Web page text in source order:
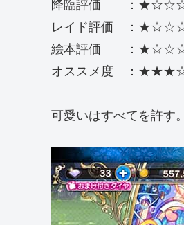
レイド評価 ：
絵本評価 ：
オススメ度 ：
可愛いはすべてを許す